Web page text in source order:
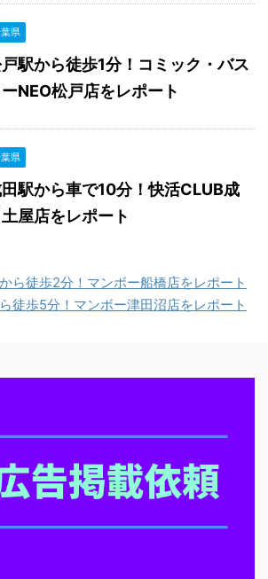
県
駅から徒歩1分！コミック・バス
NEO松戸店をレポート
県
駅から車で10分！快活CLUB成
土屋店をレポート
ら徒歩2分！マンボー船橋店をレポート
徒歩5分！マンボー津田沼店をレポート